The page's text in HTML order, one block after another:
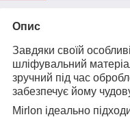
Опис
Завдяки своїй
шліфувальний
зручний під час
забезпечує йому
Mirlon ідеально